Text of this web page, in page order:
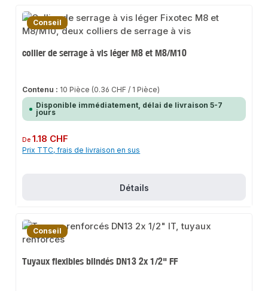
Conseil
collier de serrage à vis léger M8 et M8/M10
Contenu : 10 Pièce (0.36 CHF / 1 Pièce)
Disponible immédiatement, délai de livraison 5-7
jours
Prix régulier :
De1.18 CHF
Prix TTC, frais de livraison en sus
Détails
Conseil
Tuyaux flexibles blindés DN13 2x 1/2" FF